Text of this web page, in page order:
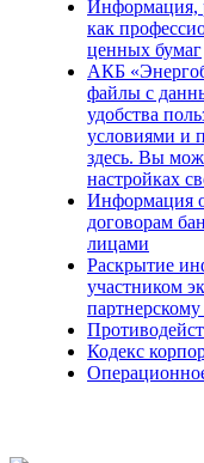
Информация,
как
ценных бумаг
АКБ
файлы с
удобства
условиями и
здесь. Вы
настройках
Информация
договорам
лицами
Раскрытие
участником
Кодекс